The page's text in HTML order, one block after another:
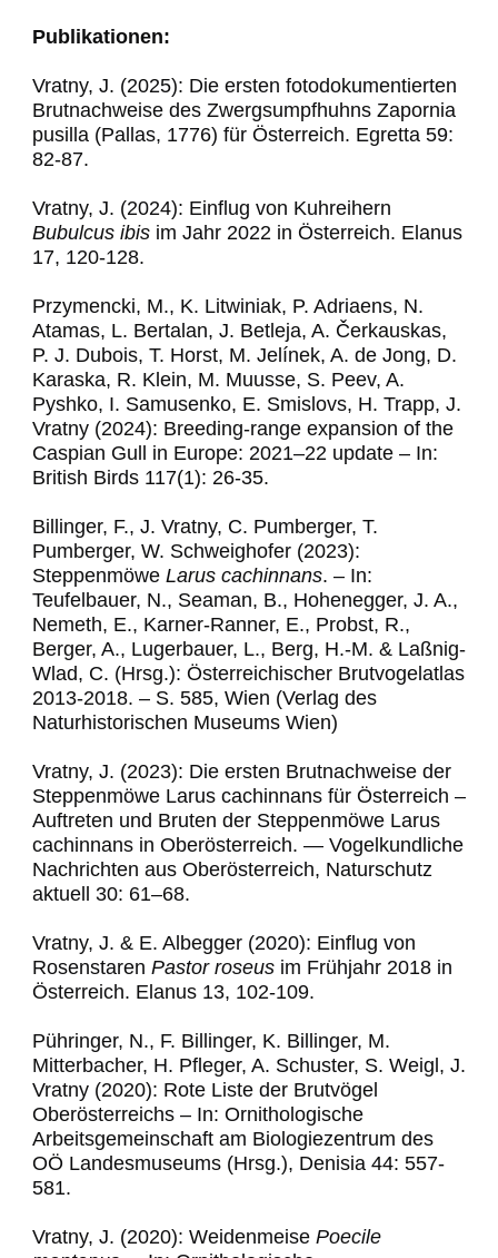
Publikationen:
Vratny, J. (2025): Die ersten fotodokumentierten
Brutnachweise des Zwergsumpfhuhns Zapornia
pusilla (Pallas, 1776) für Österreich. Egretta 59:
82-87.
Vratny, J. (2024): Einflug von Kuhreihern
Bubulcus ibis im Jahr 2022 in Österreich. Elanus
17, 120-128.
Przymencki, M., K. Litwiniak, P. Adriaens, N.
Atamas, L. Bertalan, J. Betleja, A. Čerkauskas,
P. J. Dubois, T. Horst, M. Jelínek, A. de Jong, D.
Karaska, R. Klein, M. Muusse, S. Peev, A.
Pyshko, I. Samusenko, E. Smislovs, H. Trapp, J.
Vratny (2024): Breeding-range expansion of the
Caspian Gull in Europe: 2021–22 update – In:
British Birds 117(1): 26-35.
Billinger, F., J. Vratny, C. Pumberger, T.
Pumberger, W. Schweighofer (2023):
Steppenmöwe Larus cachinnans. – In:
Teufelbauer, N., Seaman, B., Hohenegger, J. A.,
Nemeth, E., Karner-Ranner, E., Probst, R.,
Berger, A., Lugerbauer, L., Berg, H.-M. & Laßnig-
Wlad, C. (Hrsg.): Österreichischer Brutvogelatlas
2013-2018. – S. 585, Wien (Verlag des
Naturhistorischen Museums Wien)
Vratny, J. (2023): Die ersten Brutnachweise der
Steppenmöwe Larus cachinnans für Österreich –
Auftreten und Bruten der Steppenmöwe Larus
cachinnans in Oberösterreich. — Vogelkundliche
Nachrichten aus Oberösterreich, Naturschutz
aktuell 30: 61–68.
Vratny, J. & E. Albegger (2020): Einflug von
Rosenstaren Pastor roseus im Frühjahr 2018 in
Österreich. Elanus 13, 102-109.
Pühringer, N., F. Billinger, K. Billinger, M.
Mitterbacher, H. Pfleger, A. Schuster, S. Weigl, J.
Vratny (2020): Rote Liste der Brutvögel
Oberösterreichs – In: Ornithologische
Arbeitsgemeinschaft am Biologiezentrum des
OÖ Landesmuseums (Hrsg.), Denisia 44: 557-
581.
Vratny, J. (2020): Weidenmeise Poecile